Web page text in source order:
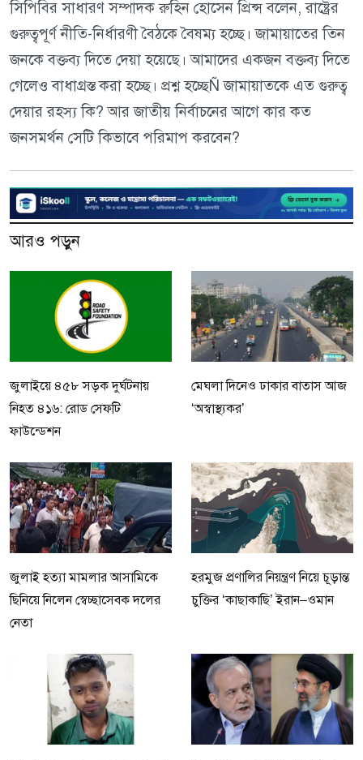
সিপিবির সাধারণ সম্পাদক রুহিন হোসেন প্রিন্স বলেন, রাষ্ট্রের
গুরুত্বপূর্ণ নীতি-নির্ধারণী বৈঠকে বৈষম্য হচ্ছে। জামায়াতের তিন
জনকে বক্তব্য দিতে দেয়া হয়েছে। আমাদের একজন বক্তব্য দিতে
গেলেও বাধাগ্রস্ত করা হচ্ছে। প্রশ্ন হচ্ছেÑ জামায়াতকে এত গুরুত্ব
দেয়ার রহস্য কি? আর জাতীয় নির্বাচনের আগে কার কত
জনসমর্থন সেটি কিভাবে পরিমাপ করবেন?
আরও পড়ুন
জুলাইয়ে ৪৫৮ সড়ক দুর্ঘটনায়
নিহত ৪১৬: রোড সেফটি
ফাউন্ডেশন
মেঘলা দিনেও ঢাকার বাতাস আজ
‘অস্বাস্থ্যকর’
জুলাই হত্যা মামলার আসামিকে
ছিনিয়ে নিলেন স্বেচ্ছাসেবক দলের
নেতা
হরমুজ প্রণালির নিয়ন্ত্রণ নিয়ে চূড়ান্ত
চুক্তির ‘কাছাকাছি’ ইরান–ওমান